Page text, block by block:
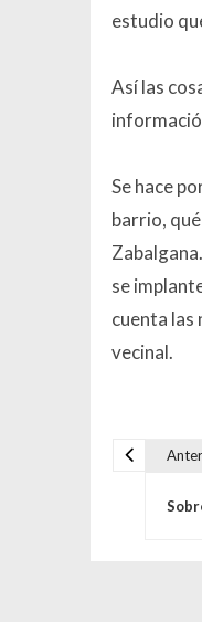
estudio
Así las
Se hace
barrio,
se
cuenta las
vecinal.